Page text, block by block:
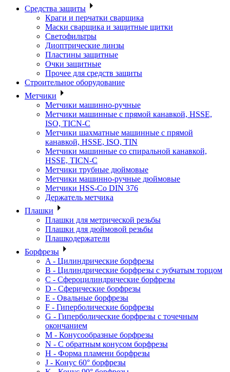
Средства защиты
Краги и перчатки сварщика
Маски сварщика и защитные щитки
Светофильтры
Диоптрические линзы
Пластины защитные
Очки защитные
Прочее для средств защиты
Строительное оборудование
Метчики
Метчики машинно-ручные
Метчики машинные с прямой канавкой, HSSE,
ISO, TICN-C
Метчики шахматные машинные с прямой
канавкой, HSSE, ISO, TIN
Метчики машинные со спиральной канавкой,
HSSE, TICN-C
Метчики трубные дюймовые
Метчики машинно-ручные дюймовые
Метчики HSS-Co DIN 376
Держатель метчика
Плашки
Плашки для метрической резьбы
Плашки для дюймовой резьбы
Плашкодержатели
Борфрезы
A - Цилиндрические борфрезы
B - Цилиндрические борфрезы с зубчатым торцом
C - Сфероцилиндрические борфрезы
D - Сферические борфрезы
E - Овальные борфрезы
F - Гиперболические борфрезы
G - Гиперболические борфрезы с точечным
окончанием
M - Конусообразные борфрезы
N - С обратным конусом борфрезы
H - Форма пламени борфрезы
J - Конус 60° борфрезы